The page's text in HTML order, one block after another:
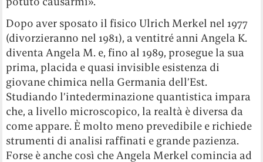
Dopo aver sposato il fisico Ulrich Merkel nel 1977
(divorzieranno nel 1981), a ventitré anni Angela K.
diventa Angela M. e, fino al 1989, prosegue la sua
prima, placida e quasi invisible esistenza di
giovane chimica nella Germania dell’Est.
Studiando l’intederminazione quantistica impara
che, a livello microscopico, la realtà è diversa da
come appare. È molto meno prevedibile e richiede
strumenti di analisi raffinati e grande pazienza.
Forse è anche così che Angela Merkel comincia ad